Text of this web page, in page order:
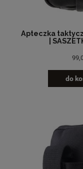
Apteczka
|
do